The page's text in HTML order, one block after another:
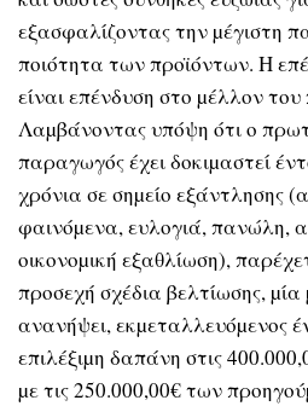
εξασφαλίζοντας την µέγιστη
ποιότητα των προϊόντων. Η
είναι επένδυση στο µέλλον
Λαµβάνοντας υπόψη ότι ο
παραγωγός έχει δοκιµαστεί
χρόνια σε σηµείο εξάντλησης
φαινόµενα, ευλογιά, πανώλη,
οικονοµική εξαθλίωση),
προσεχή σχέδια βελτίωσης,
ανανήψει, εκµεταλλευόµενος
επιλέξιµη δαπάνη στις
µε τις 250.000,00€ των